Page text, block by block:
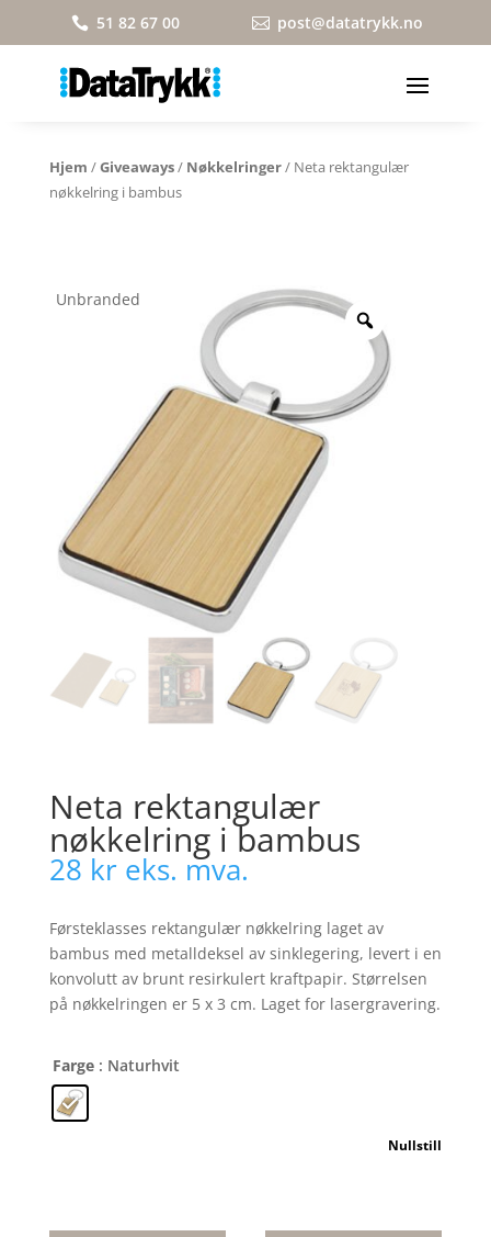
 51 82 67 00  post@datatrykk.no
Hjem /Giveaways/ Nøkkelringer/ Neta rektangulær
nøkkelring i bambus
Unbranded
Neta rektangulær
nøkkelring i bambus
28 kr eks. mva.
Førsteklasses rektangulær nøkkelring laget av
bambus med metalldeksel av sinklegering, levert i en
konvolutt av brunt resirkulert kraftpapir. Størrelsen
på nøkkelringen er 5 x 3 cm. Laget for lasergravering.
Farge : Naturhvit
Nullstill